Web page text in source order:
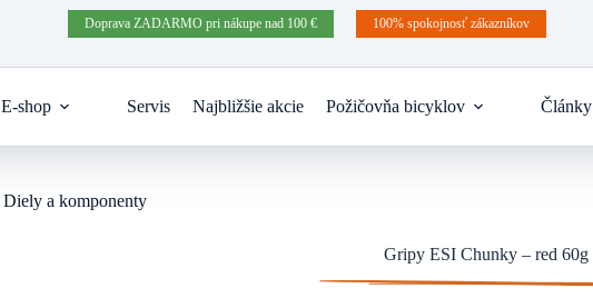
Doprava ZADARMO pri nákupe nad 100 € 100% spokojnosť zákazníkov
E-shop Servis Najbližšie akcie Požičovňa bicyklov Články
Diely a komponenty
Gripy ESI Chunky – red 60g